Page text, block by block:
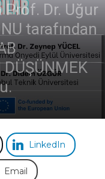
Prof. Dr. Uğur
tarafından
DÜŞÜNMEK
LinkedIn
Email